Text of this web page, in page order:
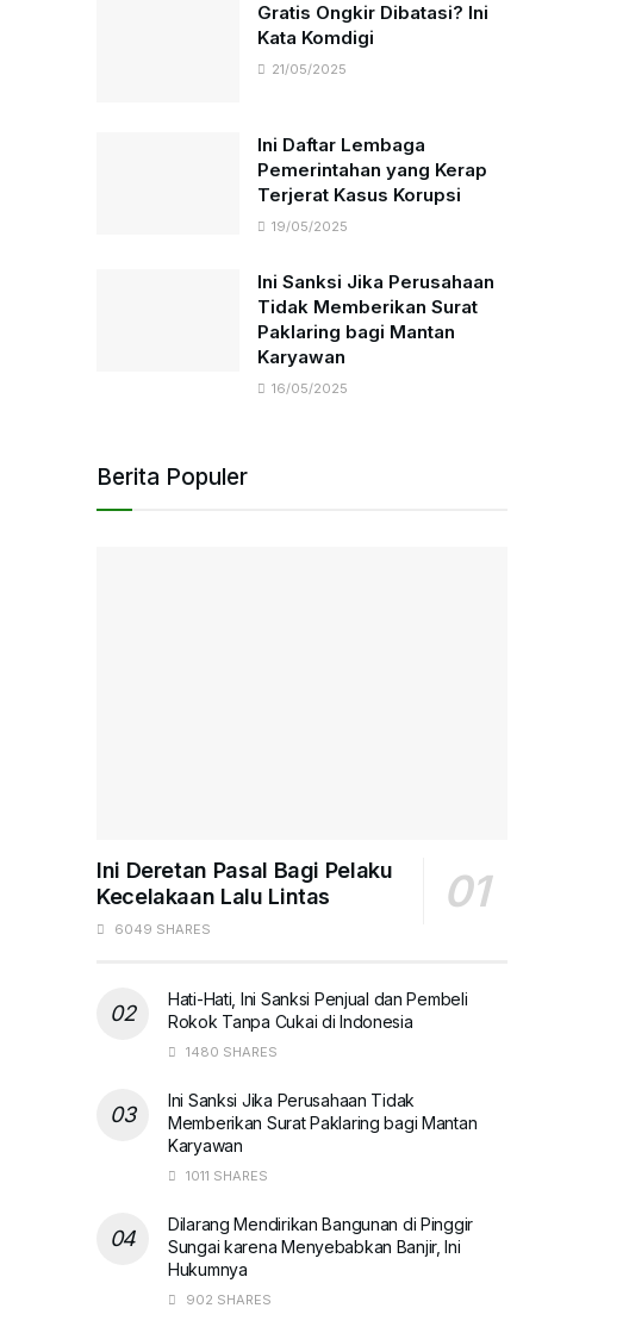
Gratis Ongkir Dibatasi? Ini
Kata Komdigi
21/05/2025
Ini Daftar Lembaga
Pemerintahan yang Kerap
Terjerat Kasus Korupsi
19/05/2025
Ini Sanksi Jika Perusahaan
Tidak Memberikan Surat
Paklaring bagi Mantan
Karyawan
16/05/2025
Berita Populer
Ini Deretan Pasal Bagi Pelaku
Kecelakaan Lalu Lintas
6049 SHARES
Hati-Hati, Ini Sanksi Penjual dan Pembeli
Rokok Tanpa Cukai di Indonesia
1480 SHARES
Ini Sanksi Jika Perusahaan Tidak
Memberikan Surat Paklaring bagi Mantan
Karyawan
1011 SHARES
Dilarang Mendirikan Bangunan di Pinggir
Sungai karena Menyebabkan Banjir, Ini
Hukumnya
902 SHARES